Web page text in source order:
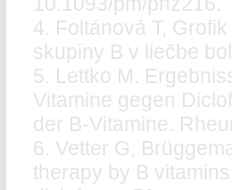
4. Foltánová T,
skupiny B v liečbe
5. Lettko M.
Vitamine gegen
der B-Vitamine.
6. Vetter G,
therapy by B